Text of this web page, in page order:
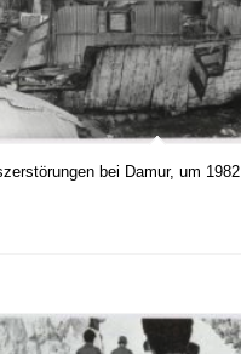
bei Damur, um 1982